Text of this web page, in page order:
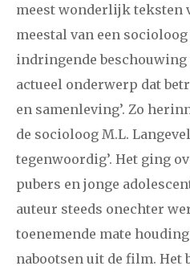
meest wonderlijk teksten
meestal van een
indringende beschouwing
actueel onderwerp dat
en samenleving’. Zo
de socioloog M.L.
tegenwoordig’. Het ging
pubers en jonge
auteur steeds onechter
toenemende mate
nabootsen uit de film. Het